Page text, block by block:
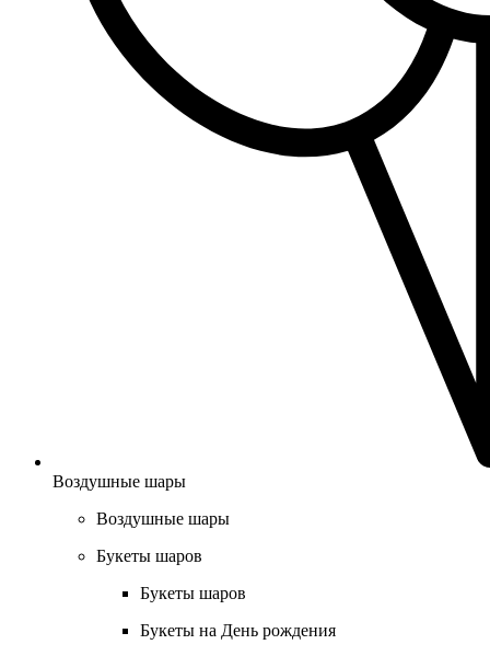
Воздушные шары
Воздушные шары
Букеты шаров
Букеты шаров
Букеты на День рождения